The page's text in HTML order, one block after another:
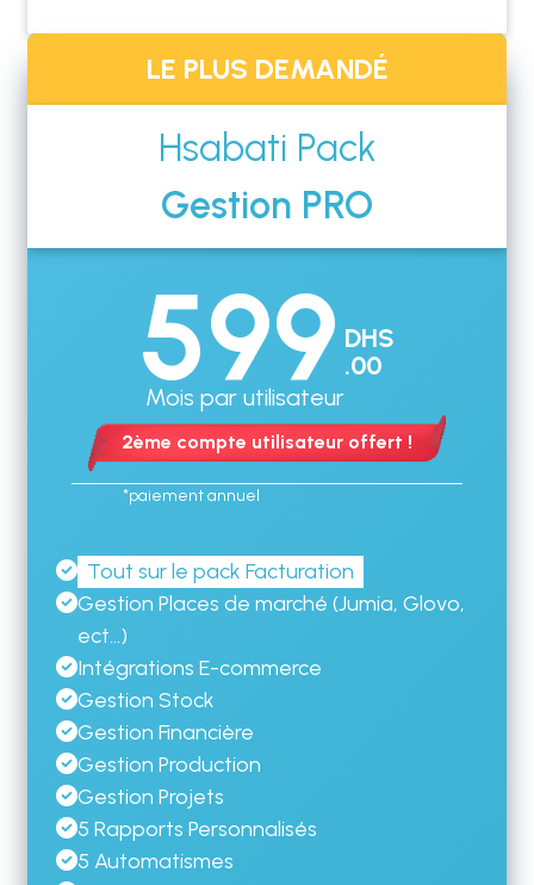
LE PLUS DEMANDÉ
Hsabati Pack
Gestion PRO
599 .00
DHS
Mois par utilisateur
2ème compte utilisateur offert !
*paiement annuel
Tout sur le pack Facturation
Gestion Places de marché (Jumia, Glovo,
ect...)
Intégrations E-commerce
Gestion Stock
Gestion Financière
Gestion Production
Gestion Projets
5 Rapports Personnalisés
5 Automatismes